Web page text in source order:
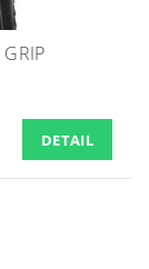
DETAIL